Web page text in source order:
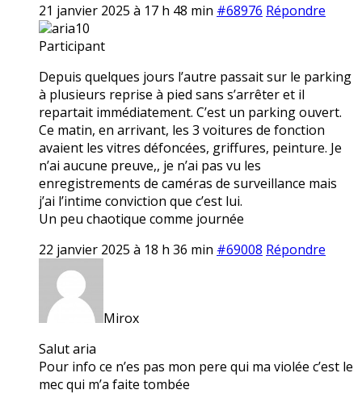
21 janvier 2025 à 17 h 48 min #68976 Répondre
aria10
Participant
Depuis quelques jours l’autre passait sur le parking
à plusieurs reprise à pied sans s’arrêter et il
repartait immédiatement. C’est un parking ouvert.
Ce matin, en arrivant, les 3 voitures de fonction
avaient les vitres défoncées, griffures, peinture. Je
n’ai aucune preuve,, je n’ai pas vu les
enregistrements de caméras de surveillance mais
j’ai l’intime conviction que c’est lui.
Un peu chaotique comme journée
22 janvier 2025 à 18 h 36 min #69008 Répondre
Mirox
Salut aria
Pour info ce n’es pas mon pere qui ma violée c’est le
mec qui m’a faite tombée